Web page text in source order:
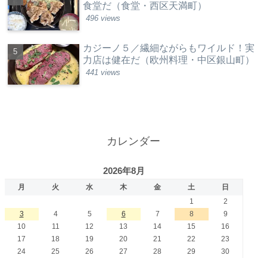
食堂だ（食堂・西区天満町）
496 views
カジーノ５／繊細ながらもワイルド！実
力店は健在だ（欧州料理・中区銀山町）
441 views
カレンダー
2026年8月
月 火 水 木 金 土
日
1
2
3
4 5 6 7 8
9
10
11 12 13 14 15
16
17
18 19 20 21 22
23
24
25 26 27 28 29
30